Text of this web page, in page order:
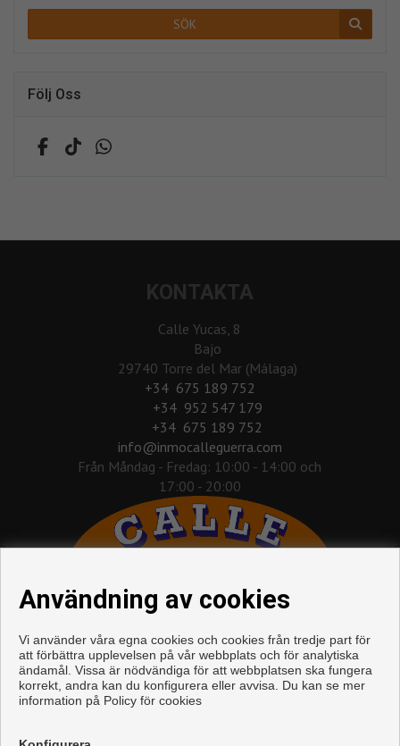
SÖK
Följ Oss
KONTAKTA
Calle Yucas, 8
Bajo
29740 Torre del Mar (Málaga)
‎+34 675 189 752
+34 952 547 179
+34 675 189 752
info@inmocalleguerra.com
Från Måndag - Fredag: 10:00 - 14:00 och
17:00 - 20:00
Användning av cookies
Vi använder våra egna cookies och cookies från tredje part för
att förbättra upplevelsen på vår webbplats och för analytiska
ändamål. Vissa är nödvändiga för att webbplatsen ska fungera
korrekt, andra kan du konfigurera eller avvisa. Du kan se mer
information på Policy för cookies